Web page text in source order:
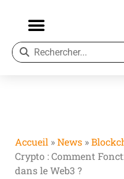
Accueil »News »
Crypto : Comment
dans le Web3 ?